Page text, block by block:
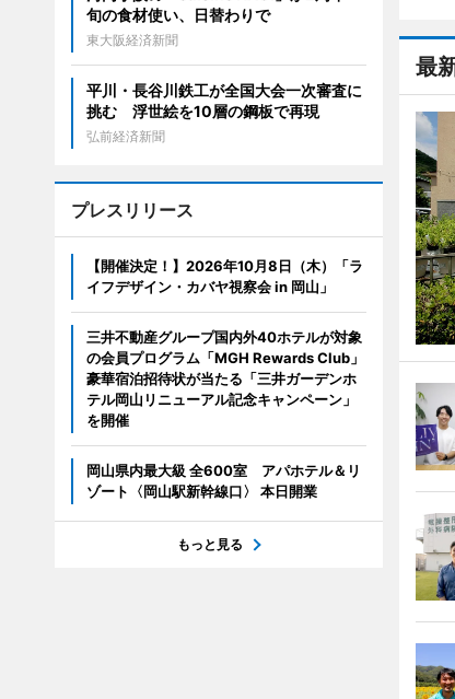
最
旬の食材使い、日替わりで
東大阪経済新聞
平川・長谷川鉄工が全国大会一次審査に
挑む 浮世絵を10層の鋼板で再現
弘前経済新聞
プレスリリース
【開催決定！】2026年10月8日（木）「ラ
イフデザイン・カバヤ視察会 in 岡山」
三井不動産グループ国内外40ホテルが対象
の会員プログラム「MGH Rewards Club」
豪華宿泊招待状が当たる「三井ガーデンホ
テル岡山リニューアル記念キャンペーン」
を開催
岡山県内最大級 全600室 アパホテル＆リ
ゾート〈岡山駅新幹線口〉 本日開業
もっと見る